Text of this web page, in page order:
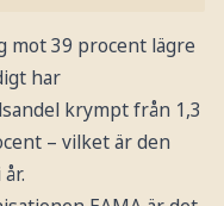
mot 39 procent lägre
har
krympt från 1,3
– vilket är den